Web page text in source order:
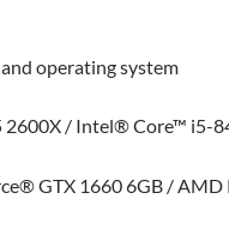
operating system
2600X / Intel® Core™ i5-
GTX 1660 6GB / AMD